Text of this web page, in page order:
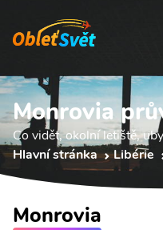
Monrovia
Co vidět, okolní letiště,
Hlavní stránka
Libérie
Monrovia